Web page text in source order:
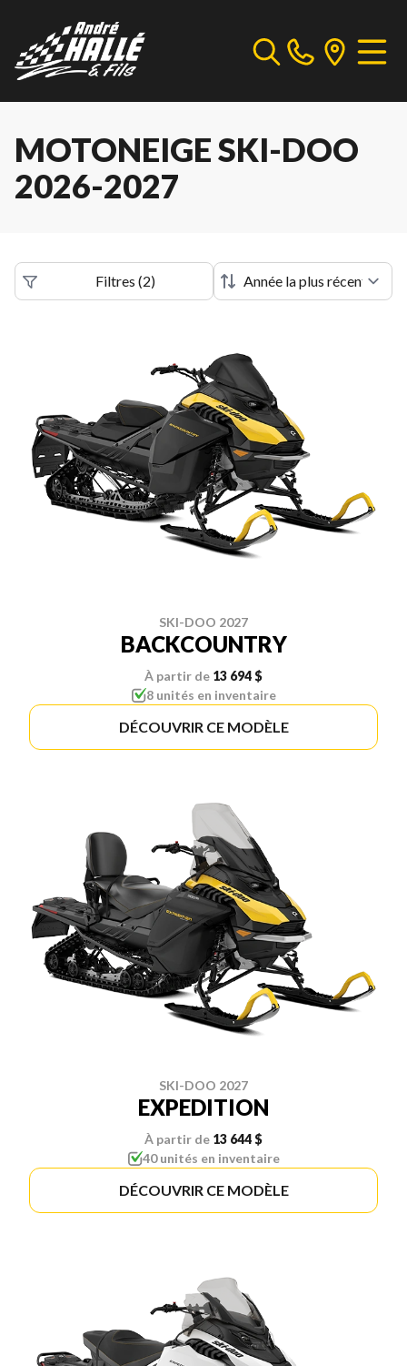
MOTONEIGE SKI-DOO
2026-2027
Filtres (2)
SKI-DOO 2027
BACKCOUNTRY
À partir de 13 694 $
8 unités en inventaire
DÉCOUVRIR CE MODÈLE
SKI-DOO 2027
EXPEDITION
À partir de 13 644 $
40 unités en inventaire
DÉCOUVRIR CE MODÈLE